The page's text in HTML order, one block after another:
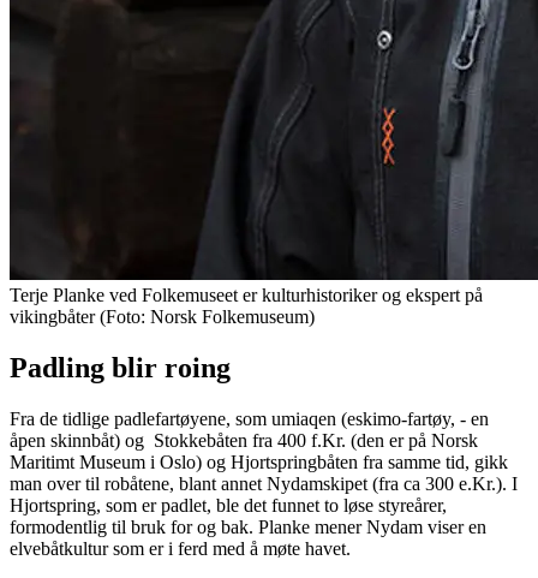
Terje Planke ved Folkemuseet er kulturhistoriker og ekspert på
vikingbåter (Foto: Norsk Folkemuseum)
Padling blir roing
Fra de tidlige padlefartøyene, som umiaqen (eskimo-fartøy, - en
åpen skinnbåt) og Stokkebåten fra 400 f.Kr. (den er på Norsk
Maritimt Museum i Oslo) og Hjortspringbåten fra samme tid, gikk
man over til robåtene, blant annet Nydamskipet (fra ca 300 e.Kr.). I
Hjortspring, som er padlet, ble det funnet to løse styreårer,
formodentlig til bruk for og bak. Planke mener Nydam viser en
elvebåtkultur som er i ferd med å møte havet.